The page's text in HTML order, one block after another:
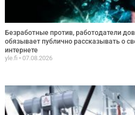
Безработные против, работодатели
обязывает публично рассказывать о
интернете
yle.fi 07.08.2026